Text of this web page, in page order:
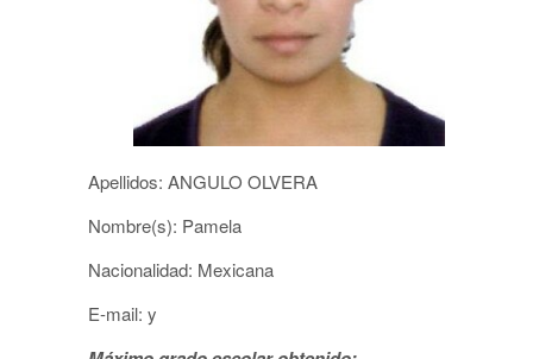
Apellidos: ANGULO OLVERA
Nombre(s): Pamela
Nacionalidad: Mexicana
E-mail: y